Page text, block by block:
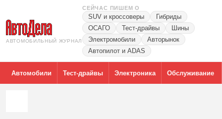
АВТОМОБИЛЬНЫЙ ЖУРНАЛ
СЕЙЧАС ПИШЕМ О
SUV и кроссоверы
Гибриды
ОСАГО
Тест-драйвы
Шины
Электромобили
Авторынок
Автопилот и ADAS
Автомобили Тест-драйвы Электроника Обслуживание